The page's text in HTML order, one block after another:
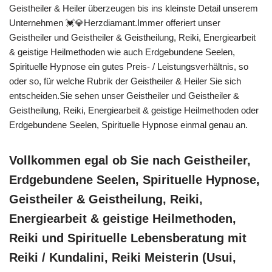
Geistheiler & Heiler überzeugen bis ins kleinste Detail unserem
Unternehmen 💓️💎Herzdiamant.Immer offeriert unser
Geistheiler und Geistheiler & Geistheilung, Reiki, Energiearbeit
& geistige Heilmethoden wie auch Erdgebundene Seelen,
Spirituelle Hypnose ein gutes Preis- / Leistungsverhältnis, so
oder so, für welche Rubrik der Geistheiler & Heiler Sie sich
entscheiden.Sie sehen unser Geistheiler und Geistheiler &
Geistheilung, Reiki, Energiearbeit & geistige Heilmethoden oder
Erdgebundene Seelen, Spirituelle Hypnose einmal genau an.
Vollkommen egal ob Sie nach Geistheiler,
Erdgebundene Seelen, Spirituelle Hypnose,
Geistheiler & Geistheilung, Reiki,
Energiearbeit & geistige Heilmethoden,
Reiki und Spirituelle Lebensberatung mit
Reiki / Kundalini, Reiki Meisterin (Usui,